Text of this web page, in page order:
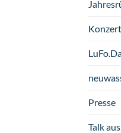
Konzert
Presse
Talk